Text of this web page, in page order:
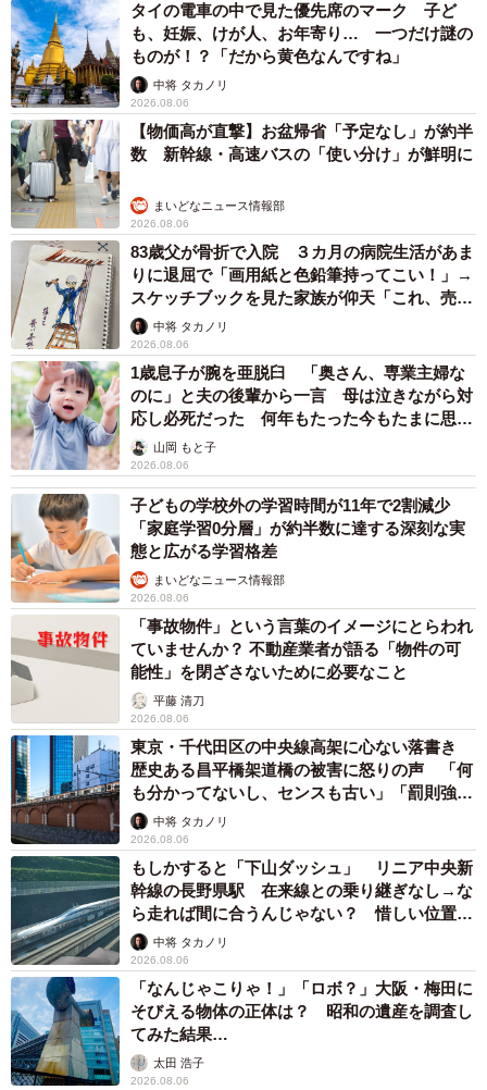
タイの電車の中で見た優先席のマーク 子ど
も、妊娠、けが人、お年寄り… 一つだけ謎の
ものが！？「だから黄色なんですね」
中将 タカノリ
2026.08.06
【物価高が直撃】お盆帰省「予定なし」が約半
数 新幹線・高速バスの「使い分け」が鮮明に
まいどなニュース情報部
2026.08.06
83歳父が骨折で入院 ３カ月の病院生活があま
りに退屈で「画用紙と色鉛筆持ってこい！」→
スケッチブックを見た家族が仰天「これ、売れ
ますよ…」
中将 タカノリ
2026.08.06
1歳息子が腕を亜脱臼 「奥さん、専業主婦な
のに」と夫の後輩から一言 母は泣きながら対
応し必死だった 何年もたった今もたまに思い
出し…山岡 もと子
2026.08.06
子どもの学校外の学習時間が11年で2割減少
「家庭学習0分層」が約半数に達する深刻な実
態と広がる学習格差
まいどなニュース情報部
2026.08.06
「事故物件」という言葉のイメージにとらわれ
ていませんか？ 不動産業者が語る「物件の可
能性」を閉ざさないために必要なこと
平藤 清刀
2026.08.06
東京・千代田区の中央線高架に心ない落書き
歴史ある昌平橋架道橋の被害に怒りの声 「何
も分かってないし、センスも古い」「罰則強化
して」中将 タカノリ
2026.08.06
もしかすると「下山ダッシュ」 リニア中央新
幹線の長野県駅 在来線との乗り継ぎなし→な
ら走れば間に合うんじゃない？ 惜しい位置関
係が反響
中将 タカノリ
2026.08.06
「なんじゃこりゃ！」「ロボ？」大阪・梅田に
そびえる物体の正体は？ 昭和の遺産を調査し
てみた結果…
太田 浩子
2026.08.06